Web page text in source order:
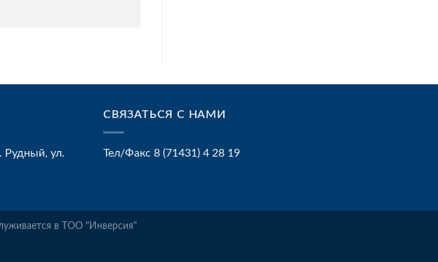
Рудный, ул.
СВЯЗАТЬСЯ С НАМИ
Тел/Факс 8 (71431) 4 28 19
в ТОО "Инверсия"